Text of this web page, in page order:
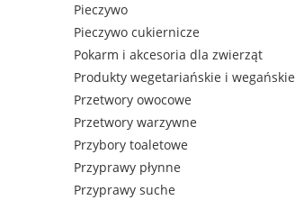
Pieczywo
Pieczywo cukiernicze
Pokarm i akcesoria dla zwierząt
Produkty wegetariańskie i wegańskie
Przetwory owocowe
Przetwory warzywne
Przybory toaletowe
Przyprawy płynne
Przyprawy suche